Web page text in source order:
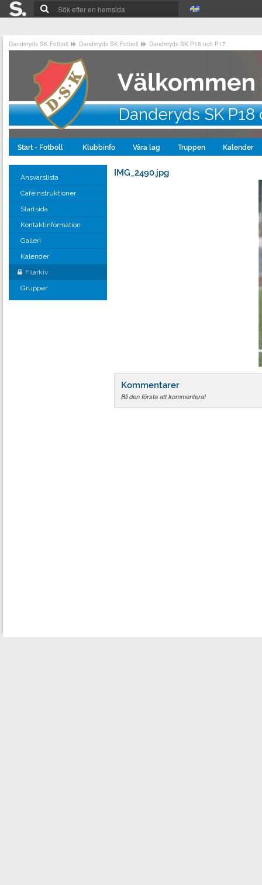
Danderyds SK Fotboll Danderyds SK Fotboll Danderyds SK P18 och P17
Danderyds SK P18
Start - Fotboll Klubbinfo Våra lag Truppen Kalender
Ansvarslista
Caféinstruktioner
Startsida
Kontaktinformation
Galleri
Kalender
Filarkiv
Grupper
IMG_2490.jpg
Kommentarer
Bli den första att kommentera!